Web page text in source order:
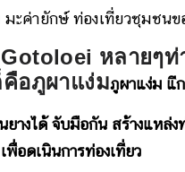
มะค่ายักษ์ ท่องเที่ยวชุมชน
หลายๆ
อภูผาแง่มภูผาแง่ม แี
างได้ จับมือกัน สร้างแหล่
อดเนินการท่องเที่ยว